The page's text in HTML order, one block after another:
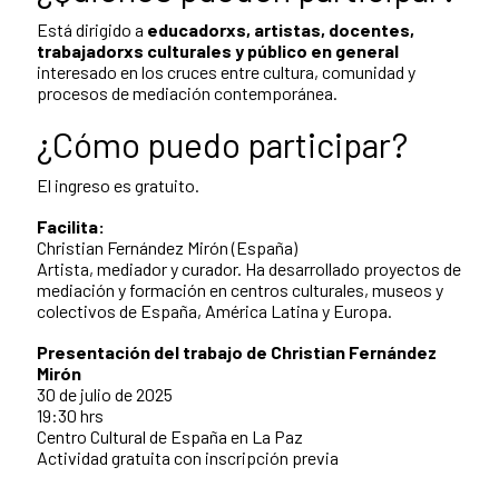
Está dirigido a educadorxs, artistas, docentes,
trabajadorxs culturales y público en general
interesado en los cruces entre cultura, comunidad y
procesos de mediación contemporánea.
¿Cómo puedo participar?
El ingreso es gratuito.
Facilita:
Christian Fernández Mirón (España)
Artista, mediador y curador. Ha desarrollado proyectos de
mediación y formación en centros culturales, museos y
colectivos de España, América Latina y Europa.
Presentación del trabajo de Christian Fernández
Mirón
30 de julio de 2025
19:30 hrs
Centro Cultural de España en La Paz
Actividad gratuita con inscripción previa